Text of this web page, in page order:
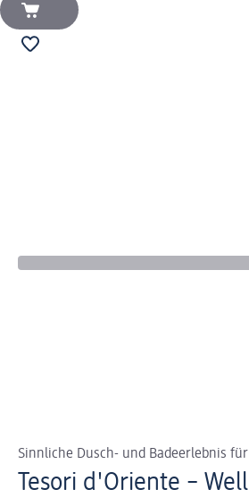
Sinnliche Dusch- und Badeerlebnis
Tesori d'Oriente –